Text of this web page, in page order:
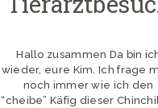
Hallo zusammen Da bin
wieder, eure Kim. Ich frage
noch immer wie ich den
“cheibe” Käfig dieser